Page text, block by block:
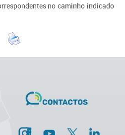
no caminho indicado